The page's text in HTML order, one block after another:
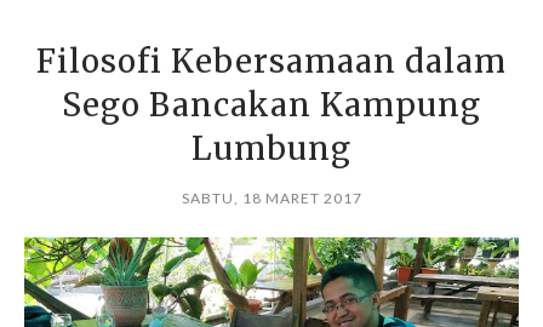
Filosofi Kebersamaan dalam
Sego Bancakan Kampung
Lumbung
SABTU, 18 MARET 2017